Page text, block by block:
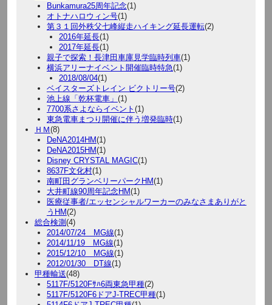
Bunkamura25周年記念(1)
オトナハロウィン号(1)
第３１回外秩父七峰縦走ハイキング延長運転(2)
2016年延長(1)
2017年延長(1)
親子で探索！長津田車庫見学臨時列車(1)
横浜アリーナイベント開催臨時特急(1)
2018/08/04(1)
ベイスターズトレイン ビクトリー号(2)
池上線「乾杯電車」 (1)
7700系さよならイベント (1)
東急電車まつり開催に伴う増発臨時(1)
ＨＭ(8)
DeNA2014HM(1)
DeNA2015HM(1)
Disney CRYSTAL MAGIC(1)
8637F文化村(1)
南町田グランベリーパークHM(1)
大井町線90周年記念HM(1)
医療従事者/エッセンシャルワーカーのみなさまありがと
うHM(2)
総合検測 (4)
2014/07/24 MG線(1)
2014/11/19 MG線(1)
2015/12/10 MG線(1)
2012/01/30 DT線(1)
甲種輸送(48)
5117F/5120Fｻﾊ6両東急甲種(2)
5117F/5120F6ドアJ-TREC甲種(1)